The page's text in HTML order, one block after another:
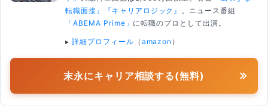
転職面接』
『キャリアロジック』
。ニュース番組
「ABEMA Prime」 に転職のプロとして出演。
▸ 詳細プロフィール （ amazon ）
末永にキャリア相談する(無料)